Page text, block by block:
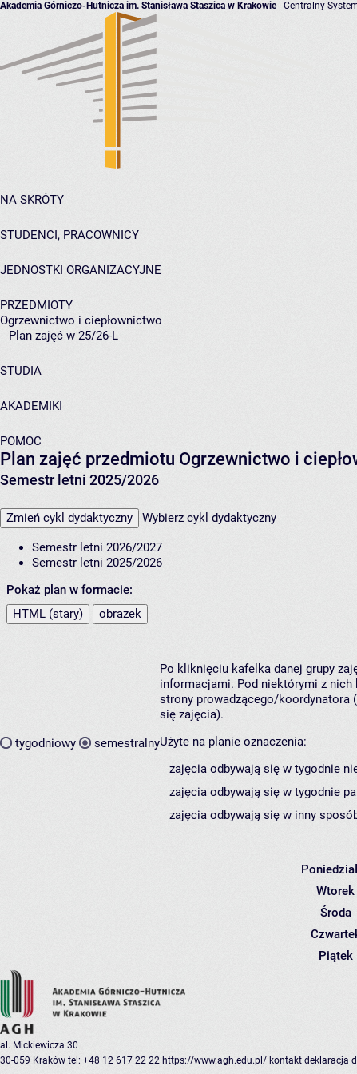
Akademia Górniczo-Hutnicza im. Stanisława Staszica w Krakowie- Centralny
NA SKRÓTY
STUDENCI, PRACOWNICY
JEDNOSTKI ORGANIZACYJNE
PRZEDMIOTY
Ogrzewnictwo i ciepłownictwo
Plan zajęć w 25/26-L
STUDIA
AKADEMIKI
POMOC
Plan zajęć przedmiotu Ogrzewnictwo i
Semestr letni 2025/2026
Zmień cykl dydaktyczny Wybierz cykl dydaktyczny
Semestr letni 2026/2027
Semestr letni 2025/2026
Pokaż plan w formacie:
HTML (stary)
obrazek
tygodniowy semestralny
Po kliknięciu kafelka danej grupy
informacjami. Pod niektórymi z
strony prowadzącego/koordynatora
się zajęcia).
Użyte na planie oznaczenia:
zajęcia odbywają się w tygodnie
zajęcia odbywają się w tygodnie
zajęcia odbywają się w inny
Wtorek
Środa
Piątek
al. Mickiewicza 30
30-059 Kraków tel: +48 12 617 22 22 https://www.agh.edu.pl/ kontakt deklaracja